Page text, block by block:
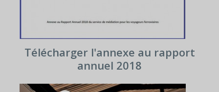
Télécharger l'annexe au rapport
annuel 2018